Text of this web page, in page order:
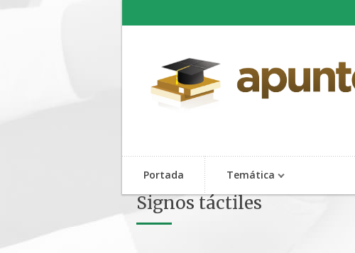
Portada Temática
Signos táctiles